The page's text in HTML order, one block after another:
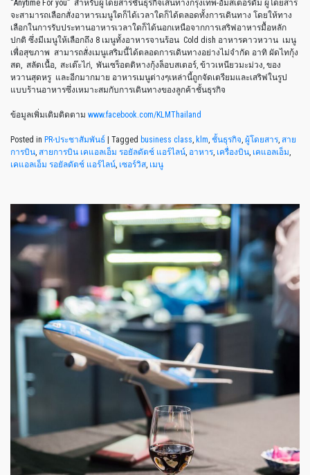
“Anytime For you” สำหรับผู้โดยสารชั้นธุรกิจเส้นทางกรุงเทพ-อัมสเตอร์ดัม ผู้โดยสาร
จะสามารถเลือกสั่งอาหารเมนูใดก็ได้เวลาใดก็ได้ตลอดทั้งการเดินทาง โดยให้ทาง
เลือกในการรับประทานอาหารเวลาใดก็ได้นอกเหนือจากการเสริฟอาหารมื้อหลัก
ปกติ ซึ่งมีเมนูให้เลือกถึง 8 เมนูทั้งอาหารจานร้อน Cold dish อาหารคาวหวาน เมนู
เพื่อสุขภาพ สามารถสั่งเมนูเสริมนี้ได้ตลอดการเดินทางอย่างไม่จำกัด อาทิ ผัดไทกุ้ง
สด, สลัดเนื้อ, สะเต๊ะไก่, พันเซร็อตติหางกุ้งล็อบสเตอร์, ข้าวเหนียวมะม่วง, ของ
หวานสุดหรู และอีกมากมาย อาหารเมนูต่างๆเหล่านี้ถูกจัดเตรียมและเสริฟในรูป
แบบร้านอาหารซึ่งเหมาะสมกับการเดินทางของลูกค้าชั้นธุรกิจ
ข้อมูลเพิ่มเติมติดตาม www.facebook.com/KLMThailand
Posted in PR-ประชาสัมพันธ์ | Tagged business class, klm, ชั้นธุรกิจ, ผู้โดยสาร, สาย
การบิน, สายการบิน เคแอลเอ็ม รอยัลดัตช์ แอร์ไลน์, อาหาร, เครื่องบิน, เคแอลเอ็ม,
เคแอลเอ็ม รอยัลดัตช์ แอร์ไลน์, เซอร์วิส, เมนู